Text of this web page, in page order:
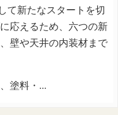
て新たなスタートを切
応えるため、六つの新
壁や天井の内装材まで
塗料・...